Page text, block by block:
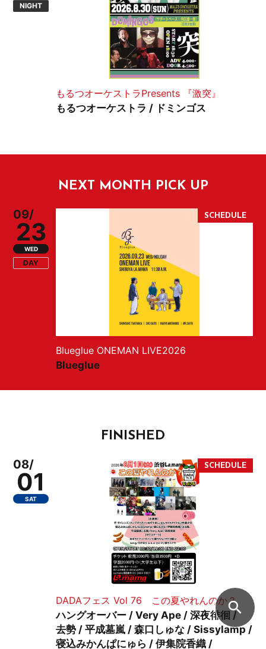
NIGHT
もるつオーケストラPresents 『激突』
もるつオーケストラ / ドミンゴス
NEXT MONTH PICK UP
09/
23
WED
DAY
Blueglue ONEMAN LIVE2026
Blueglue
FINISHED
08/
01
SAT
DADAフェス Vol 76 この夏やれんのか？
ハングオーバー / Very Ape / 深夜徘徊 /
去勢 / 平成墓嵐 / 森口しゅな / Sissylamp /
寝込みかんぱにゅら / 伊集院香織 /
search